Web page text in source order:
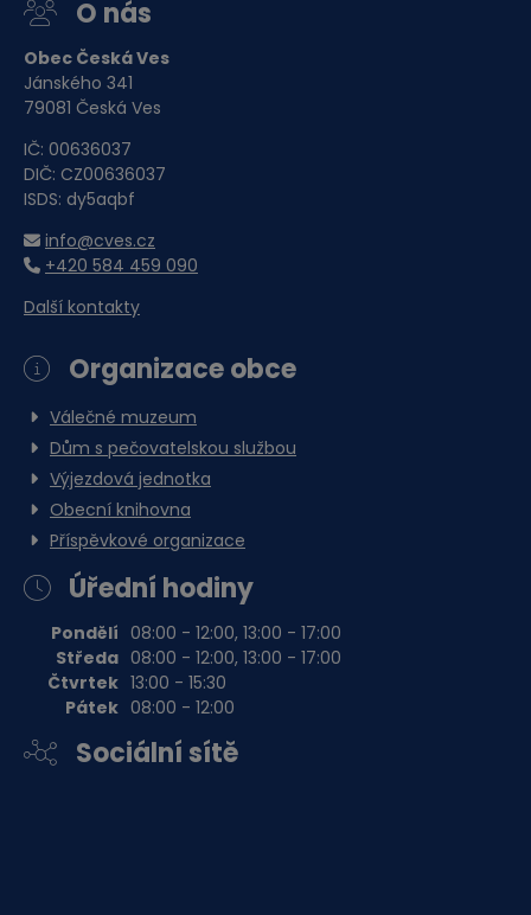
O nás
Obec Česká Ves
Jánského 341
79081 Česká Ves
IČ: 00636037
DIČ: CZ00636037
ISDS: dy5aqbf
info@cves.cz
+420 584 459 090
Další kontakty
Organizace obce
Válečné muzeum
Dům s pečovatelskou službou
Výjezdová jednotka
Obecní knihovna
Příspěvkové organizace
Úřední hodiny
Pondělí
Středa
Čtvrtek
Pátek
08:00 - 12:00, 13:00 - 17:00
08:00 - 12:00, 13:00 - 17:00
13:00 - 15:30
08:00 - 12:00
Sociální sítě